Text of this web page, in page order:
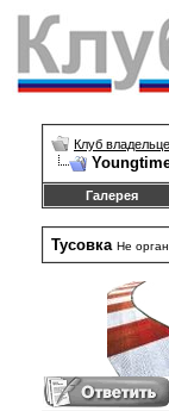
Клуб
Галерея
Тусовка Не